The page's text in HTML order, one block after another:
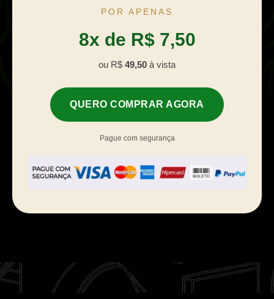
POR APENAS
8x de R$ 7,50
ou R$ 49,50 à vista
QUERO COMPRAR AGORA
Pague com segurança